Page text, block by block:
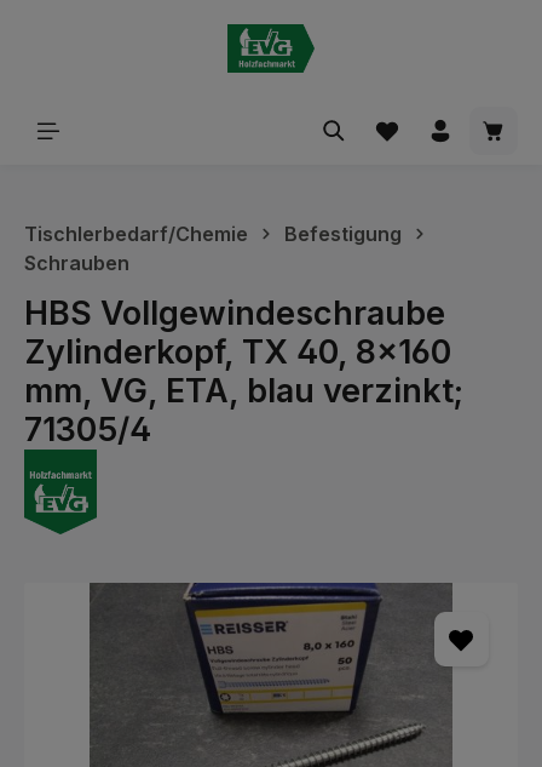
Tischlerbedarf/Chemie
Befestigung
Schrauben
HBS Vollgewindeschraube
Zylinderkopf, TX 40, 8x160
mm, VG, ETA, blau verzinkt;
71305/4
Bildergalerie überspringen